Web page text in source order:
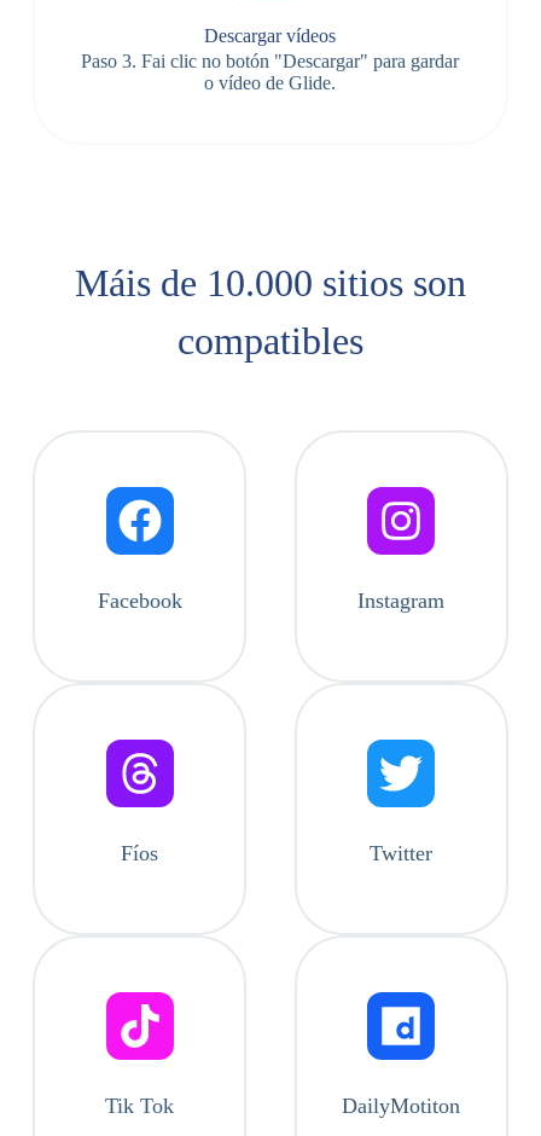
Descargar vídeos
Paso 3. Fai clic no botón "Descargar" para gardar
o vídeo de Glide.
Máis de 10.000 sitios son
compatibles
Facebook Instagram
Fíos Twitter
Tik Tok DailyMotiton